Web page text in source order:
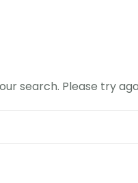
search. Please try